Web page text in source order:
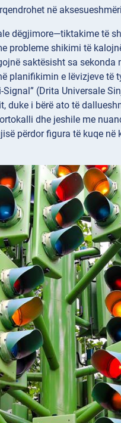
në
dëgjimore—tiktakime të
probleme shikimi të
saktësisht sa
planifikimin e lëvizjeve të
Signal” (Drita Universale
duke i bërë ato të
dhe jeshile me
përdor figura të kuqe në